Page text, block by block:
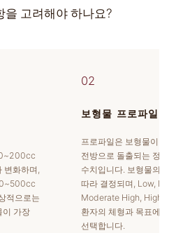
을 고려해야 하나요?
변화하며,
적으로는
가장
02
보형물 프로파일
프로파일은 보형물이 흉
전방으로 돌출되는 정도
수치입니다. 보형물의 기
따라 결정되며, Low,
Moderate High, High 네
환자의 체형과 목표에 맞
선택합니다.